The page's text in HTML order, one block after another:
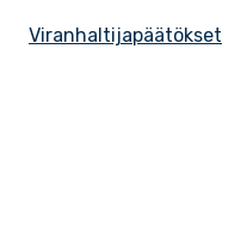
Viranhaltijapäätökset